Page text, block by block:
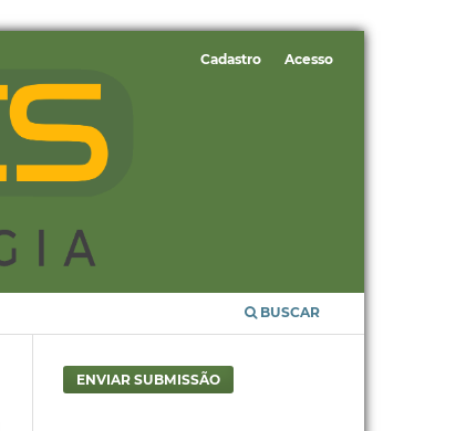
BUSCAR
Cadastro Acesso
ENVIAR SUBMISSÃO